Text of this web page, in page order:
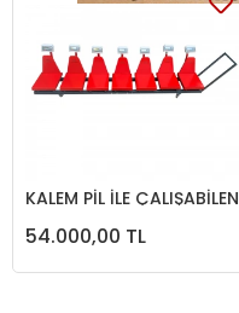
KALEM PİL İLE ÇALIŞABİLEN
54.000,00 TL